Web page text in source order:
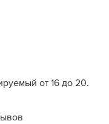
от 16 до 20.